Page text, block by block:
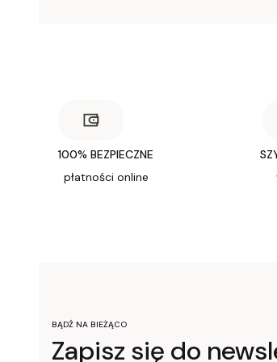
100% BEZPIECZNE
płatności online
BĄDŹ NA BIEŻĄCO
Zapisz się do